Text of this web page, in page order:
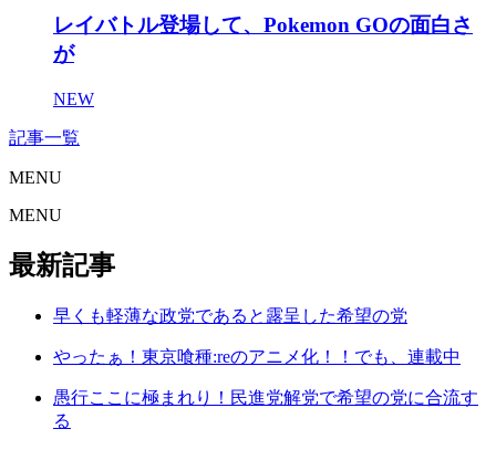
レイバトル登場して、Pokemon GOの面白さ
が
NEW
記事一覧
MENU
MENU
最新記事
早くも軽薄な政党であると露呈した希望の党
やったぁ！東京喰種:reのアニメ化！！でも、連載中
愚行ここに極まれり！民進党解党で希望の党に合流す
る